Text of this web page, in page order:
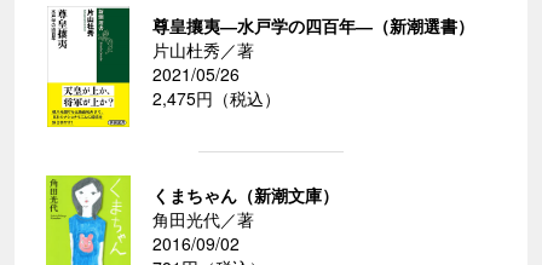
尊皇攘夷―水戸学の四百年―（新潮選書）
片山杜秀／著
2021/05/26
2,475円（税込）
くまちゃん（新潮文庫）
角田光代／著
2016/09/02